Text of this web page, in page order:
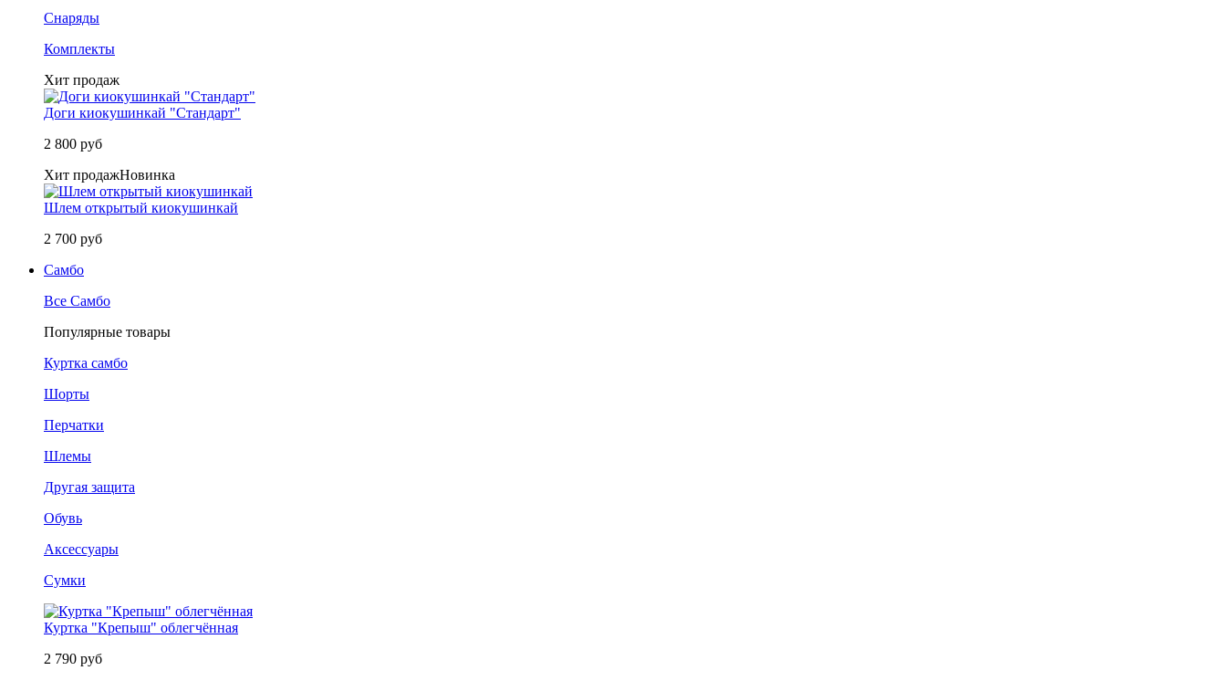
Снаряды
Комплекты
Хит продаж
Доги киокушинкай "Стандарт"
2 800 руб
Хит продажНовинка
Шлем открытый киокушинкай
2 700 руб
Самбо
Все Самбо
Популярные товары
Куртка самбо
Шорты
Перчатки
Шлемы
Другая защита
Обувь
Аксессуары
Сумки
Куртка "Крепыш" облегчённая
2 790 руб